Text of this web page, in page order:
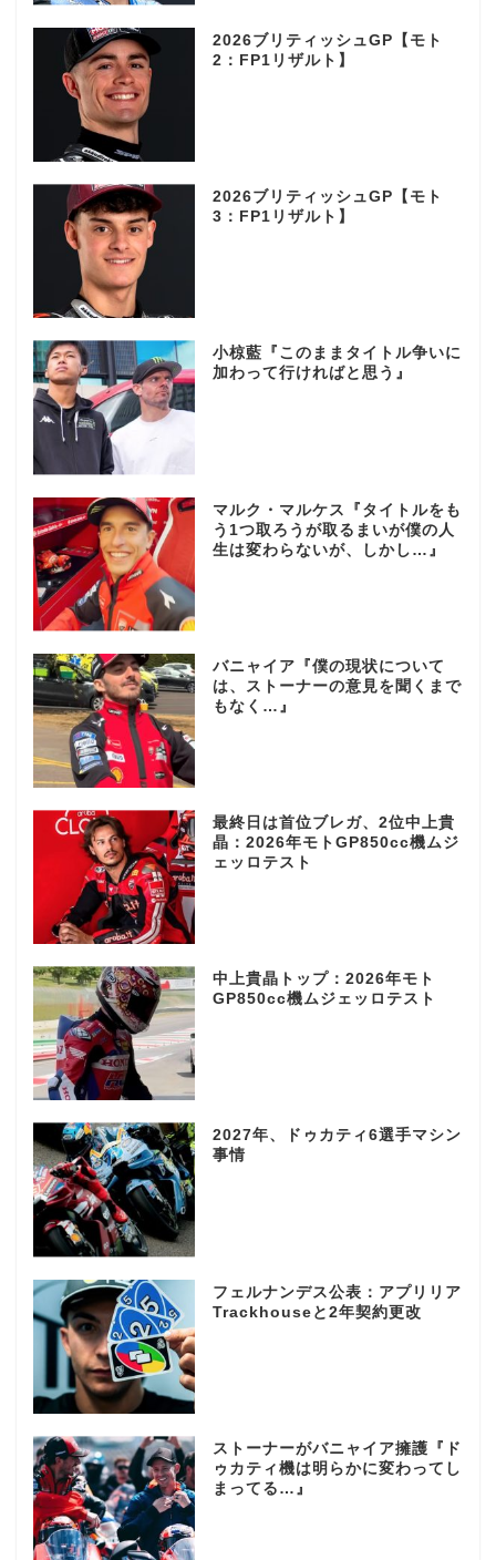
2026ブリティッシュGP【モト
2：FP1リザルト】
2026ブリティッシュGP【モト
3：FP1リザルト】
小椋藍『このままタイトル争いに
加わって行ければと思う』
マルク・マルケス『タイトルをも
う1つ取ろうが取るまいが僕の人
生は変わらないが、しかし…』
バニャイア『僕の現状について
は、ストーナーの意見を聞くまで
もなく…』
最終日は首位ブレガ、2位中上貴
晶：2026年モトGP850cc機ムジ
ェッロテスト
中上貴晶トップ：2026年モト
GP850cc機ムジェッロテスト
2027年、ドゥカティ6選手マシン
事情
フェルナンデス公表：アプリリア
Trackhouseと2年契約更改
ストーナーがバニャイア擁護『ド
ゥカティ機は明らかに変わってし
まってる…』